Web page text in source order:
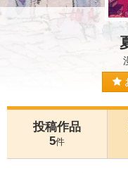
投稿作品
5件